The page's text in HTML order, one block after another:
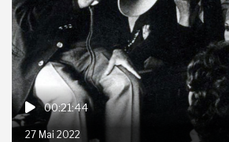
00:21:44
27 Mai 2022